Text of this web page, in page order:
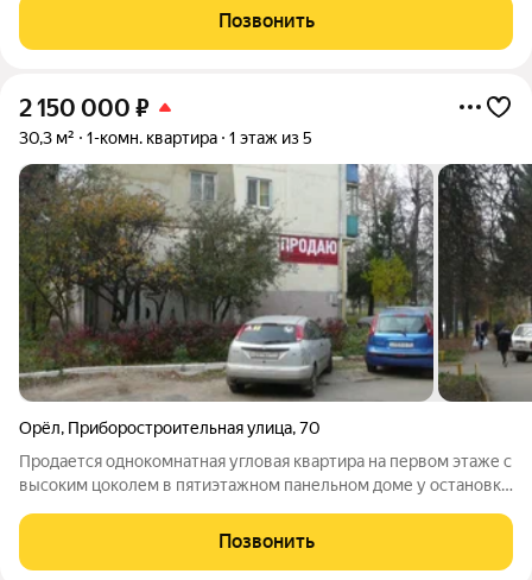
выполнены, можно переходить к чистовому ремонту и
оформить интерьер под себя. О квартире:
Позвонить
2 150 000 ₽
30,3 м² 1-комн. квартира 1 этаж из 5
Орёл, Приборостроительная улица,70
Продается однокомнатная угловая квартира на первом этаже с
высоким цоколем в пятиэтажном панельном доме у остановки
ремонта, в ней никто не прописан и никто не проживает. В
районе развитая
Позвонить